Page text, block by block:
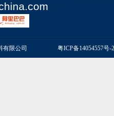
有限公司 粤ICP备14054557号-2